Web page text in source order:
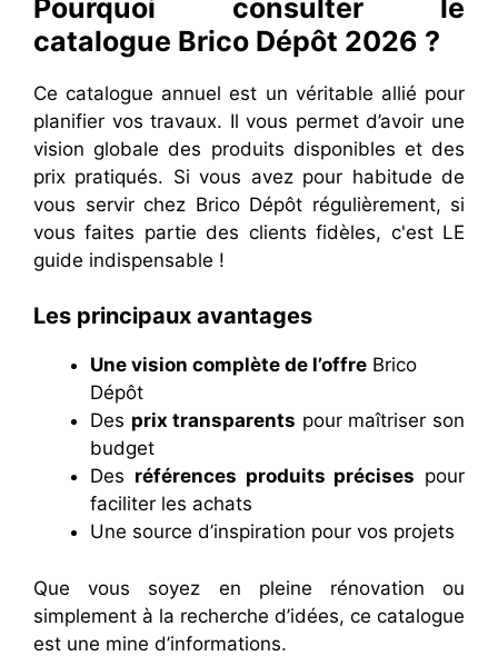
Pourquoi consulter le
catalogue Brico Dépôt 2026 ?
Ce catalogue annuel est un véritable allié pour
planifier vos travaux. Il vous permet d’avoir une
vision globale des produits disponibles et des
prix pratiqués. Si vous avez pour habitude de
vous servir chez Brico Dépôt régulièrement, si
vous faites partie des clients fidèles, c'est LE
guide indispensable !
Les principaux avantages
Une vision complète de l’offre Brico
Dépôt
Des prix transparents pour maîtriser son
budget
Des références produits précises pour
faciliter les achats
Une source d’inspiration pour vos projets
Que vous soyez en pleine rénovation ou
simplement à la recherche d’idées, ce catalogue
est une mine d’informations.